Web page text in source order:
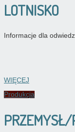
LOTNISKO
Informacje dla
WIĘCEJ
Produkcja
PRZEMYSŁ/